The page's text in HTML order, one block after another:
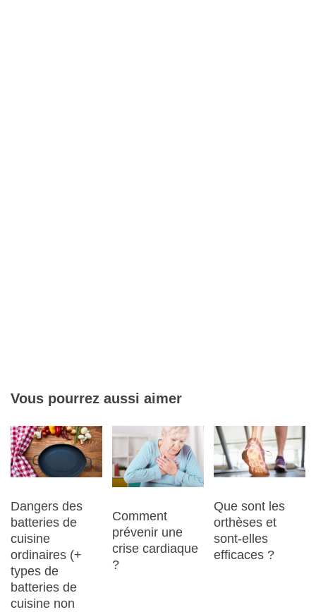
Vous pourrez aussi aimer
Dangers des
batteries de
cuisine
ordinaires (+
types de
batteries de
cuisine non
Comment
prévenir une
crise cardiaque
?
Que sont les
orthèses et
sont-elles
efficaces ?